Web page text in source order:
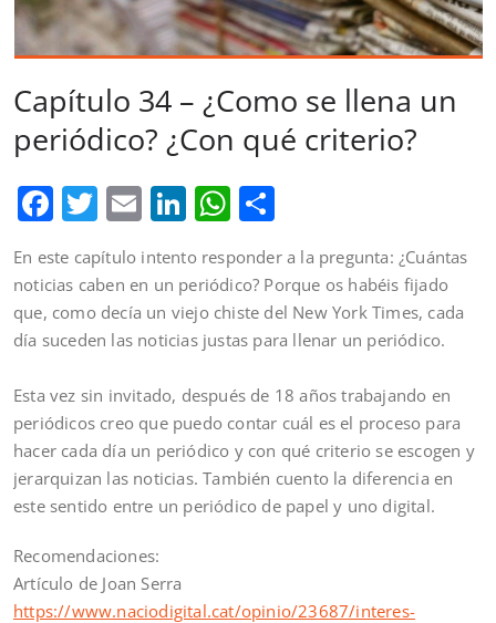
Capítulo 34 – ¿Como se llena un
periódico? ¿Con qué criterio?
Facebook
Twitter
EmailLinkedIn
WhatsApp
En este capítulo intento responder a la pregunta: ¿Cuántas
noticias caben en un periódico? Porque os habéis fijado
que, como decía un viejo chiste del New York Times, cada
día suceden las noticias justas para llenar un periódico.
Esta vez sin invitado, después de 18 años trabajando en
periódicos creo que puedo contar cuál es el proceso para
hacer cada día un periódico y con qué criterio se escogen y
jerarquizan las noticias. También cuento la diferencia en
este sentido entre un periódico de papel y uno digital.
Recomendaciones:
Artículo de Joan Serra
https://www.naciodigital.cat/opinio/23687/interes-